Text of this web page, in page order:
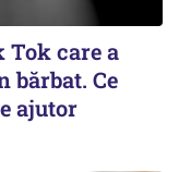
Tok care a
bărbat. Ce
ajutor